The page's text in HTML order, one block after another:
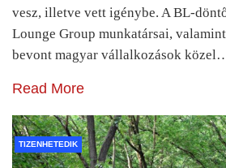
vesz, illetve vett igénybe. A BL-
Lounge Group munkatársai,
bevont magyar vállalkozások
Read More
TIZENHETEDIK